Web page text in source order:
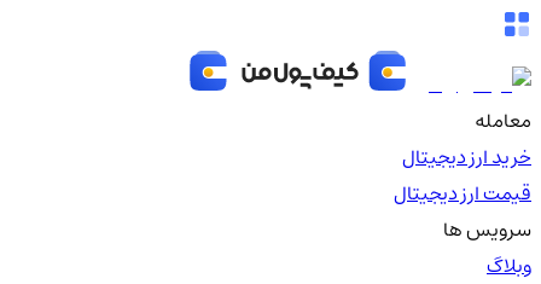
معامله
خرید ارز دیجیتال
قیمت ارز دیجیتال
سرویس ها
وبلاگ